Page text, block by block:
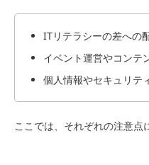
ITリテラシーの差への
イベント運営やコンテ
個人情報やセキュリテ
ここでは、それぞれの注意点